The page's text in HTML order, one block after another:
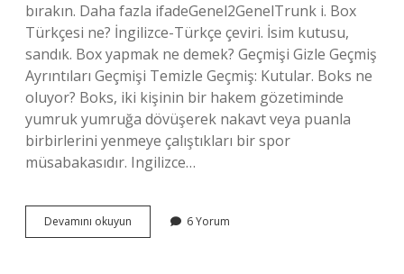
bırakın. Daha fazla ifadeGenel2GenelTrunk i. Box
Türkçesi ne? İngilizce-Türkçe çeviri. İsim kutusu,
sandık. Box yapmak ne demek? Geçmişi Gizle Geçmiş
Ayrıntıları Geçmişi Temizle Geçmiş: Kutular. Boks ne
oluyor? Boks, iki kişinin bir hakem gözetiminde
yumruk yumruğa dövüşerek nakavt veya puanla
birbirlerini yenmeye çalıştıkları bir spor
müsabakasıdır. Ingilizce…
Devamını okuyun İNgilizcede
Boxes
6 Yorum